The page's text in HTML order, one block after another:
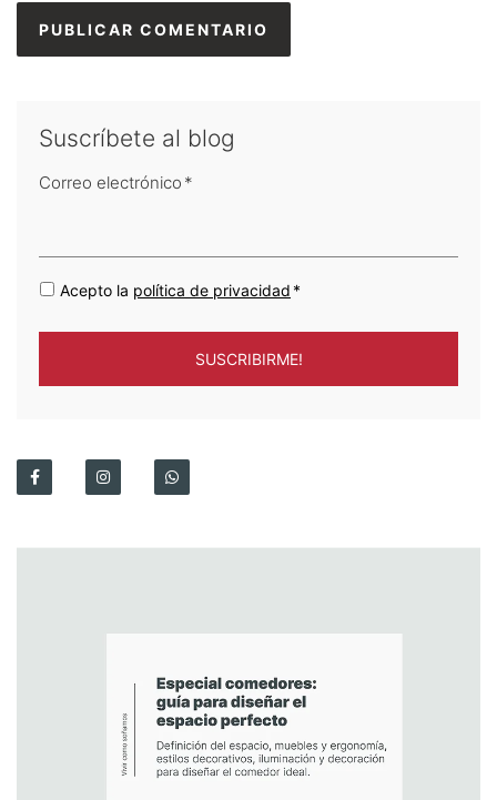
Suscríbete al blog
Correo electrónico *
Acepto la política de privacidad *